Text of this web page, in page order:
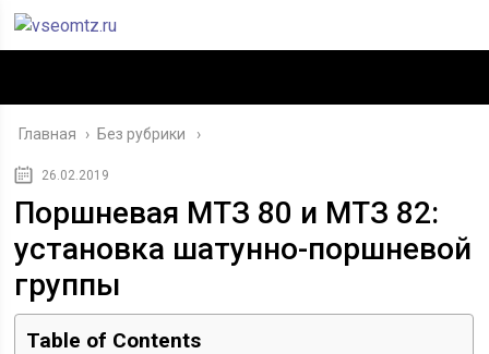
Главная › Без рубрики
26.02.2019
Поршневая МТЗ 80 и МТЗ 82:
установка шатунно-поршневой
группы
Table of Contents